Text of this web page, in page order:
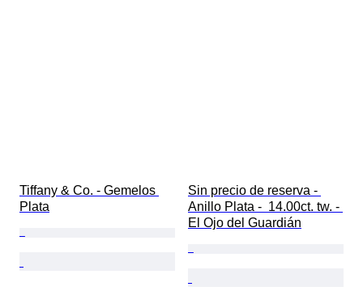
Tiffany & Co. - Gemelos
Plata
Sin precio de reserva -
Anillo Plata -  14.00ct. tw. -
El Ojo del Guardián